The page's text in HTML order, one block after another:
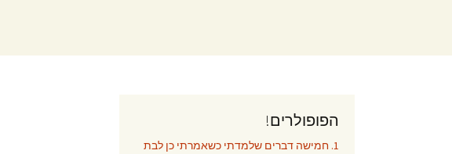
הפופולרים!
1. חמישה דברים שלמדתי כשאמרתי כן לבת